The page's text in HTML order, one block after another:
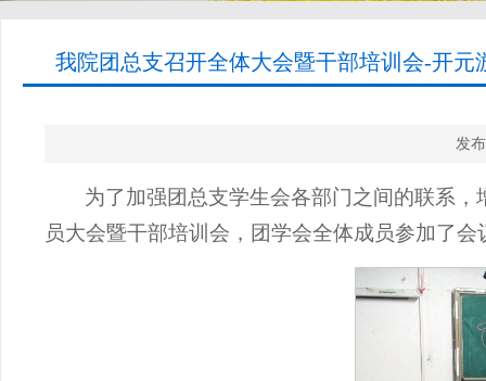
我院团总支召开全体大会暨干部培训会-开元
发
为了加强团总支学生会各部门之间的联系
员大会暨干部培训会，团学会全体成员参加了